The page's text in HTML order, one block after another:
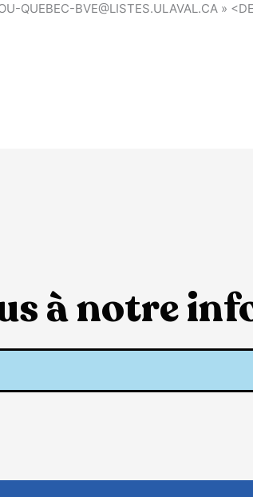
QUEBEC-BVE@LISTES.ULAVAL.CA »
à notre